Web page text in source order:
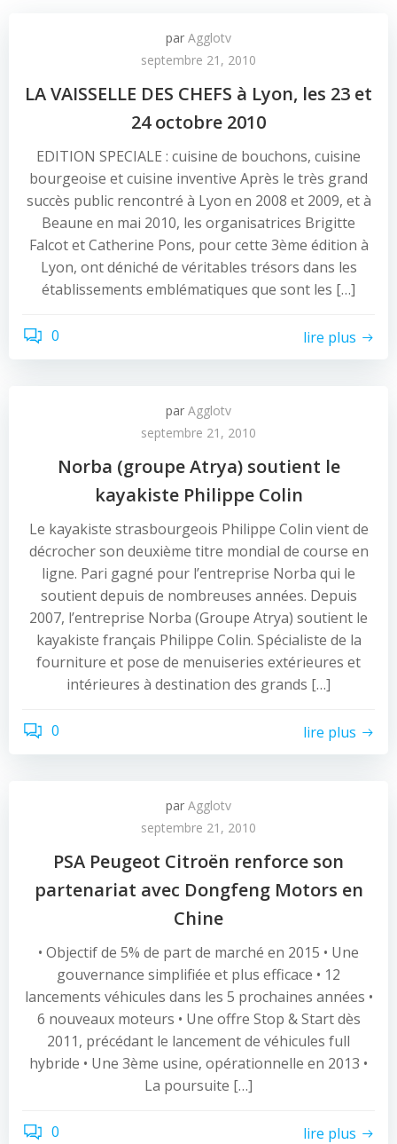
par Agglotv
septembre 21, 2010
LA VAISSELLE DES CHEFS à Lyon, les 23 et
24 octobre 2010
EDITION SPECIALE : cuisine de bouchons, cuisine
bourgeoise et cuisine inventive Après le très grand
succès public rencontré à Lyon en 2008 et 2009, et à
Beaune en mai 2010, les organisatrices Brigitte
Falcot et Catherine Pons, pour cette 3ème édition à
Lyon, ont déniché de véritables trésors dans les
établissements emblématiques que sont les […]
0 lire plus
par Agglotv
septembre 21, 2010
Norba (groupe Atrya) soutient le
kayakiste Philippe Colin
Le kayakiste strasbourgeois Philippe Colin vient de
décrocher son deuxième titre mondial de course en
ligne. Pari gagné pour l’entreprise Norba qui le
soutient depuis de nombreuses années. Depuis
2007, l’entreprise Norba (Groupe Atrya) soutient le
kayakiste français Philippe Colin. Spécialiste de la
fourniture et pose de menuiseries extérieures et
intérieures à destination des grands […]
0 lire plus
par Agglotv
septembre 21, 2010
PSA Peugeot Citroën renforce son
partenariat avec Dongfeng Motors en
Chine
• Objectif de 5% de part de marché en 2015 • Une
gouvernance simplifiée et plus efficace • 12
lancements véhicules dans les 5 prochaines années •
6 nouveaux moteurs • Une offre Stop & Start dès
2011, précédant le lancement de véhicules full
hybride • Une 3ème usine, opérationnelle en 2013 •
La poursuite […]
0 lire plus